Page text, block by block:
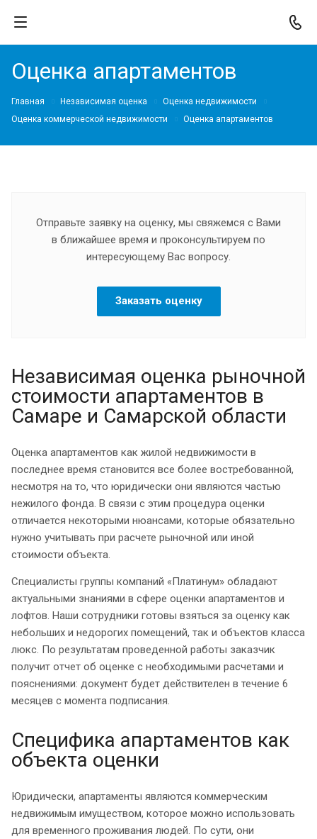
Оценка апартаментов
Главная Независимая оценка
Оценка недвижимости
Оценка коммерческой недвижимости
Оценка апартаментов
Отправьте заявку на оценку, мы свяжемся с Вами
в ближайшее время и проконсультируем по
интересующему Вас вопросу.
Заказать оценку
Независимая оценка рыночной
стоимости апартаментов в
Самаре и Самарской области
Оценка апартаментов как жилой недвижимости в
последнее время становится все более востребованной,
несмотря на то, что юридически они являются частью
нежилого фонда. В связи с этим процедура оценки
отличается некоторыми нюансами, которые обязательно
нужно учитывать при расчете рыночной или иной
стоимости объекта.
Специалисты группы компаний «Платинум» обладают
актуальными знаниями в сфере оценки апартаментов и
лофтов. Наши сотрудники готовы взяться за оценку как
небольших и недорогих помещений, так и объектов класса
люкс. По результатам проведенной работы заказчик
получит отчет об оценке с необходимыми расчетами и
пояснениями: документ будет действителен в течение 6
месяцев с момента подписания.
Специфика апартаментов как
объекта оценки
Юридически, апартаменты являются коммерческим
недвижимым имуществом, которое можно использовать
для временного проживания людей. По сути, они